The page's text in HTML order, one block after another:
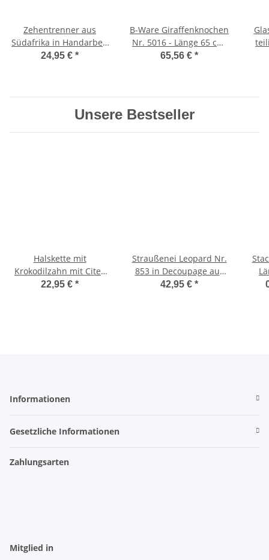
Zehentrenner aus
Südafrika in Handarbeit
gefertigt
24,95 € *
B-Ware Giraffenknochen
Nr. 5016 - Länge 65 cm,
Gewicht 2,1 kg
65,56 € *
Unsere Bestseller
Halskette mit
Krokodilzahn mit Cites
Nr. 507
22,95 € *
Straußenei Leopard Nr.
853 in Decoupage aus
Südafrika
42,95 € *
Informationen
Gesetzliche Informationen
Zahlungsarten
Mitglied in